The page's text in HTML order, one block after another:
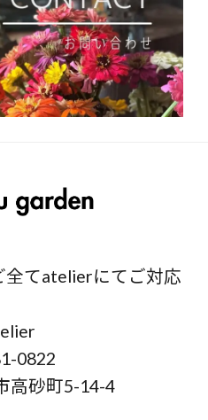
全てatelierにてご対応
0822
高砂町5-14-4